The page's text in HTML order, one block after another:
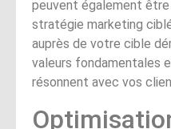
peuvent également
stratégie marketing
auprès de votre cible
valeurs fondamentales
résonnent avec vos